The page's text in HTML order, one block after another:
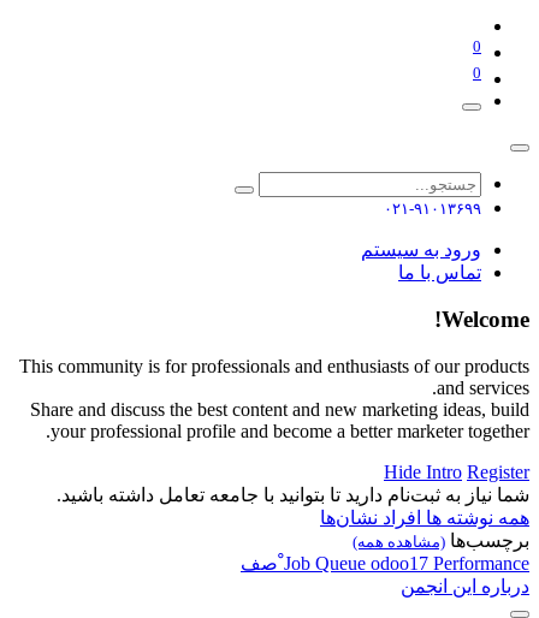
0
0
۰۲۱-۹۱۰۱۳۶۹۹
ورود به سیستم
تماس با ما
Welcome!
This community is for professionals and enthusiasts of our products
and services.
Share and discuss the best content and new marketing ideas, build
your professional profile and become a better marketer together.
Hide Intro Register
شما نیاز به ثبت‌نام دارید تا بتوانید با جامعه تعامل داشته باشید.
همه نوشته ها افراد نشان‌ها
برچسب‌ها (مشاهده همه)
Job Queue odoo17 Performance
ْصف
درباره این انجمن